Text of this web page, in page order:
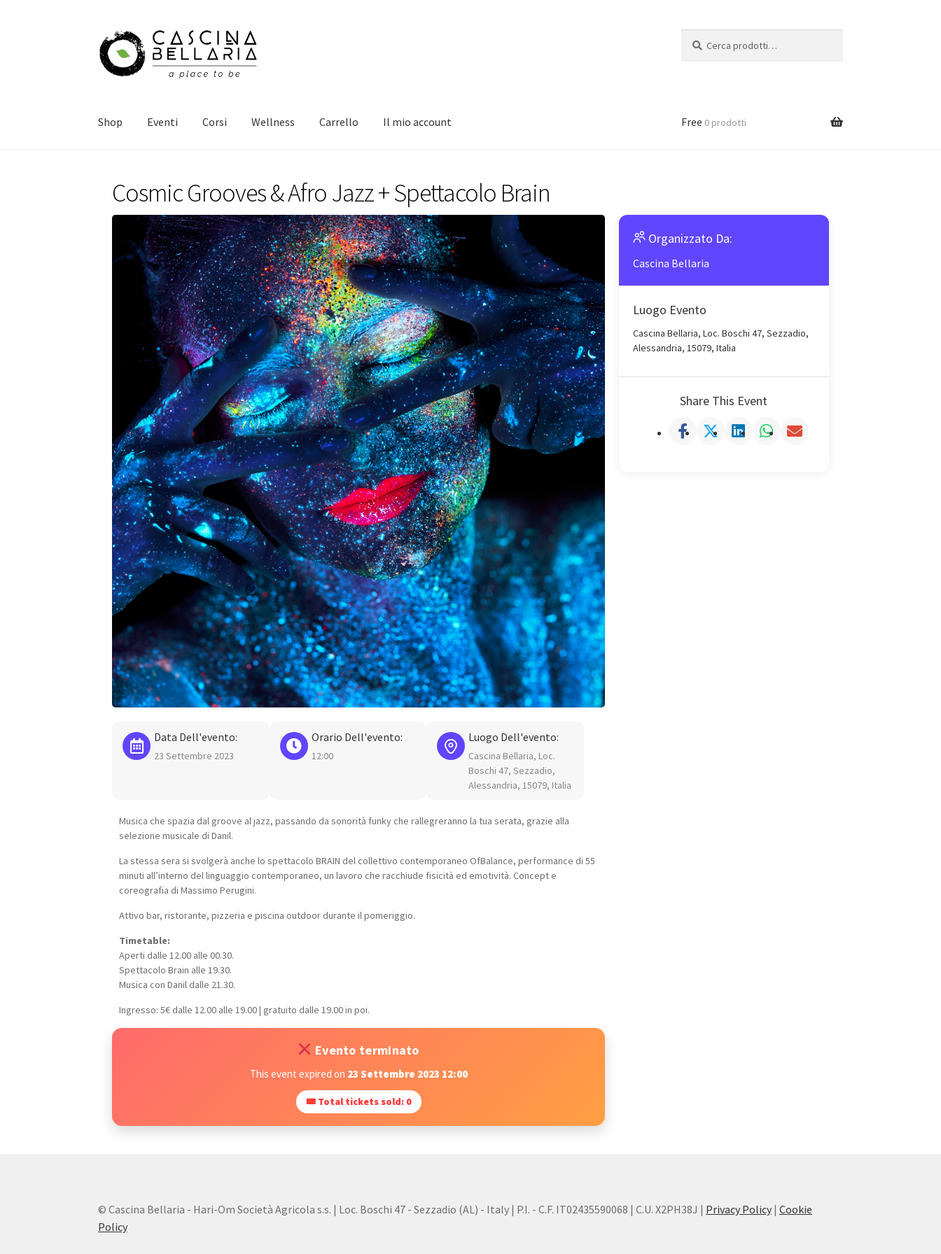
Vai
alla
navigazione
Vai
al
contenuto
Shop Eventi Corsi Wellness Carrello Il mio account Free 0 prodotti
Cosmic Grooves & Afro Jazz + Spettacolo Brain
Data Dell'evento:
23 Settembre 2023
Orario Dell'evento:
12:00
Luogo Dell'evento:
Cascina Bellaria, Loc.
Boschi 47, Sezzadio,
Alessandria, 15079, Italia
Musica che spazia dal groove al jazz, passando da sonorità funky che rallegreranno la tua serata, grazie alla
selezione musicale di Danil.
La stessa sera si svolgerà anche lo spettacolo BRAIN del collettivo contemporaneo OfBalance, performance di 55
minuti all’interno del linguaggio contemporaneo, un lavoro che racchiude fisicità ed emotività. Concept e
coreografia di Massimo Perugini.
Attivo bar, ristorante, pizzeria e piscina outdoor durante il pomeriggio.
Timetable:
Aperti dalle 12.00 alle 00.30.
Spettacolo Brain alle 19.30.
Musica con Danil dalle 21.30.
Ingresso: 5€ dalle 12.00 alle 19.00 | gratuito dalle 19.00 in poi.
Evento terminato
This event expired on 23 Settembre 2023 12:00
🎟 Total tickets sold: 0
Organizzato Da:
Cascina Bellaria
Luogo Evento
Cascina Bellaria, Loc. Boschi 47, Sezzadio,
Alessandria, 15079, Italia
Share This Event
© Cascina Bellaria - Hari-Om Società Agricola s.s. | Loc. Boschi 47 - Sezzadio (AL) - Italy | P.I. - C.F. IT02435590068 | C.U. X2PH38J | Privacy Policy |Cookie
Policy